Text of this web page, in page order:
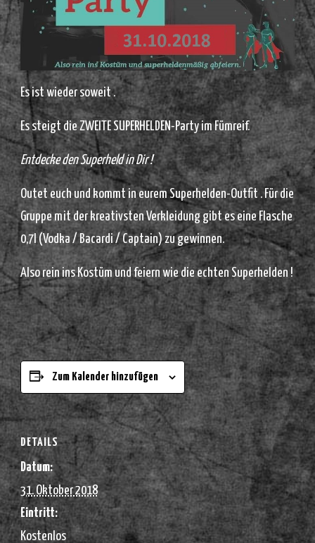
Es ist wieder soweit .
Es steigt die ZWEITE SUPERHELDEN-Party im Fümreif.
Entdecke den Superheld in Dir !
Outet euch und kommt in eurem Superhelden-Outfit . Für die
Gruppe mit der kreativsten Verkleidung gibt es eine Flasche
0,7l (Vodka / Bacardi / Captain) zu gewinnen.
Also rein ins Kostüm und feiern wie die echten Superhelden !
Zum Kalender hinzufügen
DETAILS
Datum:
31. Oktober 2018
Eintritt:
Kostenlos